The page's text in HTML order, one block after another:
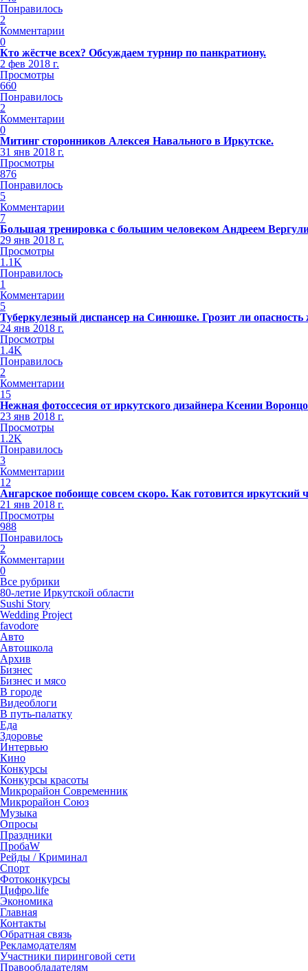
Понравилось
2
Комментарии
0
Кто жёстче всех? Обсуждаем турнир по панкратиону.
2 фев 2018 г.
Просмотры
660
Понравилось
2
Комментарии
0
Митинг сторонников Алексея Навального в Иркутске.
31 янв 2018 г.
Просмотры
876
Понравилось
5
Комментарии
7
Большая тренировка с большим человеком Андреем
29 янв 2018 г.
Просмотры
1.1K
Понравилось
1
Комментарии
5
Туберкулезный диспансер на Синюшке. Грозит ли опасность
24 янв 2018 г.
Просмотры
1.4K
Понравилось
2
Комментарии
15
Нежная фотоссесия от иркутского дизайнера Ксении
23 янв 2018 г.
Просмотры
1.2K
Понравилось
3
Комментарии
12
Ангарское побоище совсем скоро. Как готовится иркутский
21 янв 2018 г.
Просмотры
988
Понравилось
2
Комментарии
0
Все рубрики
80-летие Иркутской области
Sushi Story
Wedding Project
favodore
Авто
Автошкола
Архив
Бизнес
Бизнес и мясо
В городе
Видеоблоги
В путь-палатку
Еда
Здоровье
Интервью
Кино
Конкурсы
Конкурсы красоты
Микрорайон Современник
Микрорайон Союз
Музыка
Опросы
Праздники
ПробаW
Рейды / Криминал
Спорт
Фотоконкурсы
Цифро.life
Экономика
Главная
Контакты
Обратная связь
Рекламодателям
Участники пиринговой сети
Правообладателям